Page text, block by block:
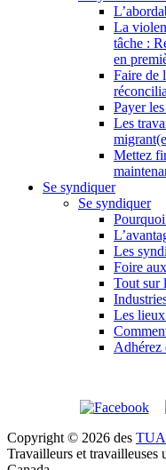
La
tâche :
en
Faire de
Payer
Les
Mettez
Se syndiquer
Se syndiquer
Les
Foire
Tout sur
Les
Adhérez
Copyright © 2026 des
Travailleurs et travailleuses